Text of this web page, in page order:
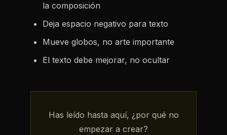
la composición
Deja espacio negativo para texto
Mueve globos, no arte importante
El texto debe mejorar, no ocultar
Has leído hasta aquí, ¿por qué no
empezar a crear?